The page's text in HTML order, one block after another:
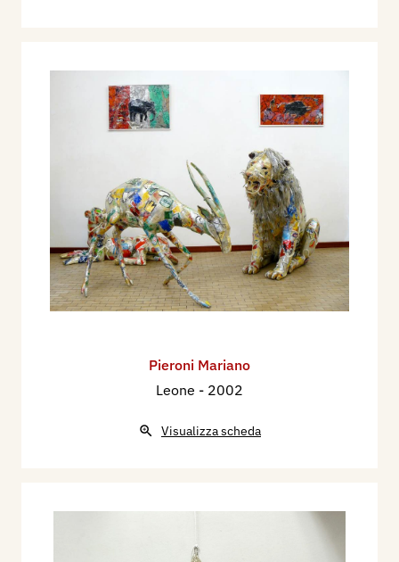
Pieroni Mariano
Leone - 2002
Visualizza scheda